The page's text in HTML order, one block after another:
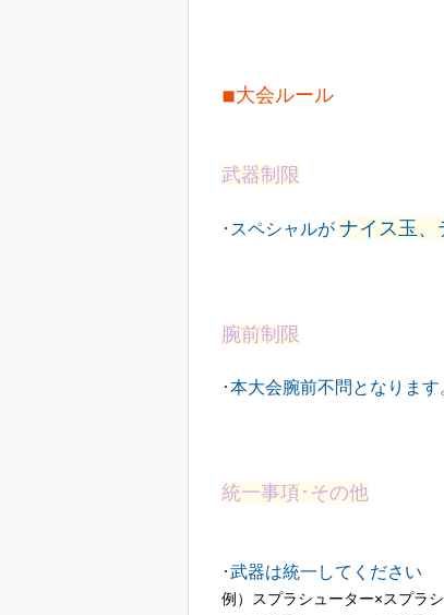
◾︎大会ルール
武器制限
･スペシャルが ナイス玉、
腕前制限
･本大会腕前不問となります
統一事項･その他
･武器は統一してください
例）スプラシューター×スプラ